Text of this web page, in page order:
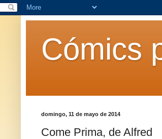
Cómics
domingo, 11 de mayo de 2014
Come Prima, de Alfred